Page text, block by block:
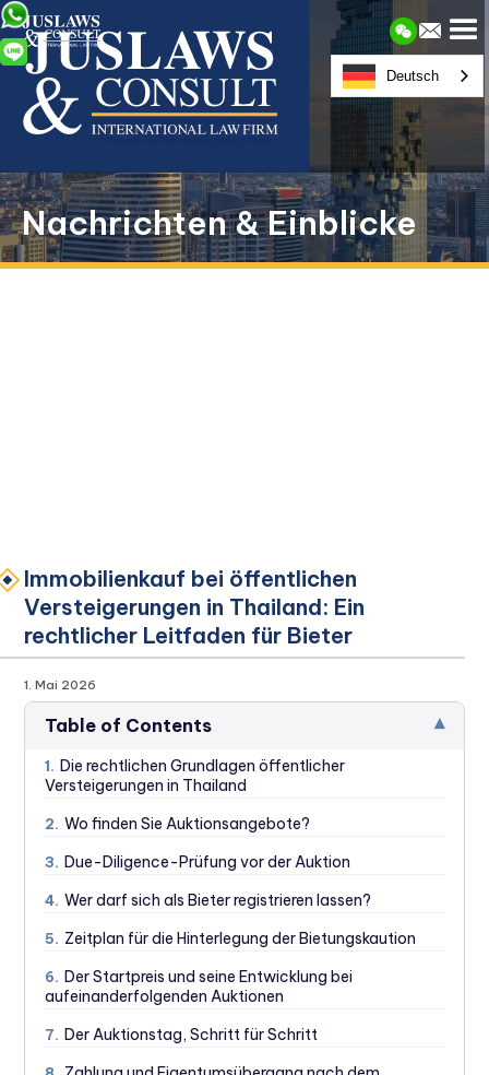
Nachrichten & Einblicke
Immobilienkauf bei öffentlichen
Versteigerungen in Thailand: Ein
rechtlicher Leitfaden für Bieter
1. Mai 2026
Table of Contents ▾
1. Die rechtlichen Grundlagen öffentlicher
Versteigerungen in Thailand
2. Wo finden Sie Auktionsangebote?
3. Due-Diligence-Prüfung vor der Auktion
4. Wer darf sich als Bieter registrieren lassen?
5. Zeitplan für die Hinterlegung der Bietungskaution
6. Der Startpreis und seine Entwicklung bei
aufeinanderfolgenden Auktionen
7. Der Auktionstag, Schritt für Schritt
Deutsch